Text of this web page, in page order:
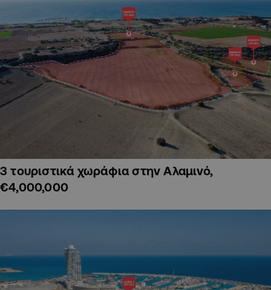
3 τουριστικά χωράφια στην Αλαμινό,
€4,000,000